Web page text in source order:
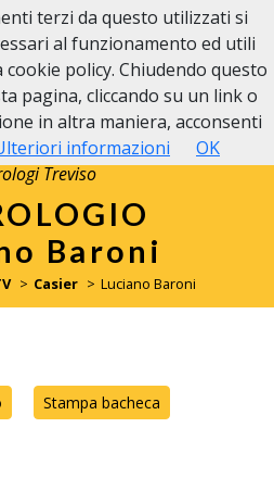
Treviso
Baroni
Casier Luciano Baroni
Stampa bacheca
terzi da questo utilizzati si
al funzionamento ed utili
policy. Chiudendo questo
pagina, cliccando su un link o
in altra maniera, acconsenti
informazioni OK